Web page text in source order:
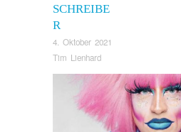
SCHREIBE
R
4. Oktober 2021
Tim Lienhard